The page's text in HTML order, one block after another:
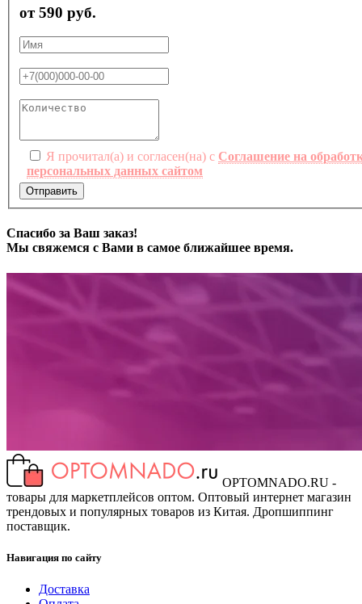
от 590 руб.
Я прочитал(а) и согласен(на) с Соглашение на
персональных данных сайтом
Отправить
Спасибо за Ваш заказ!
Мы свяжемся с Вами в самое ближайшее время.
OPTOMNADO.RU -
товары для маркетплейсов оптом. Оптовый интернет магазин
трендовых и популярных товаров из Китая. Дропшиппинг
поставщик.
Навигация по сайту
Доставка